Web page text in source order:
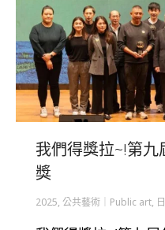
我們得獎拉~!第
獎
2025, 公共藝術｜Public art,